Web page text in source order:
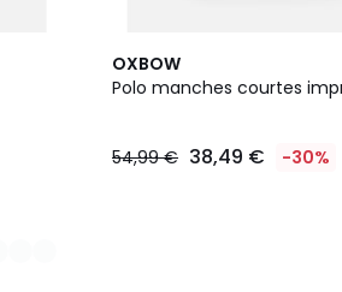
OXBOW
Polo manches courtes
54,99 € 38,49 € -30%
2
Couleurs